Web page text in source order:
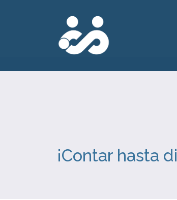
¡Contar hasta